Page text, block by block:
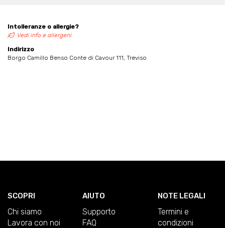
Intolleranze o allergie?
Vedi info e allergeni
Indirizzo
Borgo Camillo Benso Conte di Cavour 111, Treviso
SCOPRI
Chi siamo
Lavora con noi
AIUTO
Supporto
FAQ
NOTE LEGALI
Termini e
condizioni